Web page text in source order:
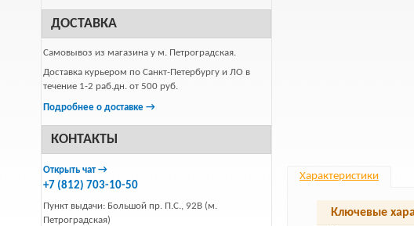
ДОСТАВКА
Самовывоз из магазина у м. Петроградская.
Доставка курьером по Санкт-Петербургу и ЛО в
течение 1-2 раб.дн. от 500 руб.
Подробнее о доставке →
КОНТАКТЫ
Открыть чат →
+7 (812) 703-10-50
Пункт выдачи: Большой пр. П.С., 92В (м.
Петроградская)
Характеристики
Ключевые